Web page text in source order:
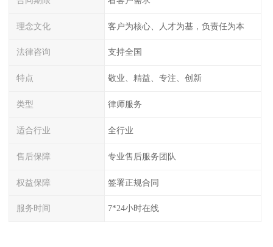
理念文化 客户为核心、人才为基，负责任为本
法律咨询 支持全国
特点 敬业、精益、专注、创新
类型 律师服务
适合行业 全行业
售后保障 专业售后服务团队
权益保障 签署正规合同
服务时间 7*24小时在线